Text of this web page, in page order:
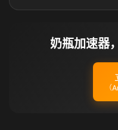
奶瓶加速器
（